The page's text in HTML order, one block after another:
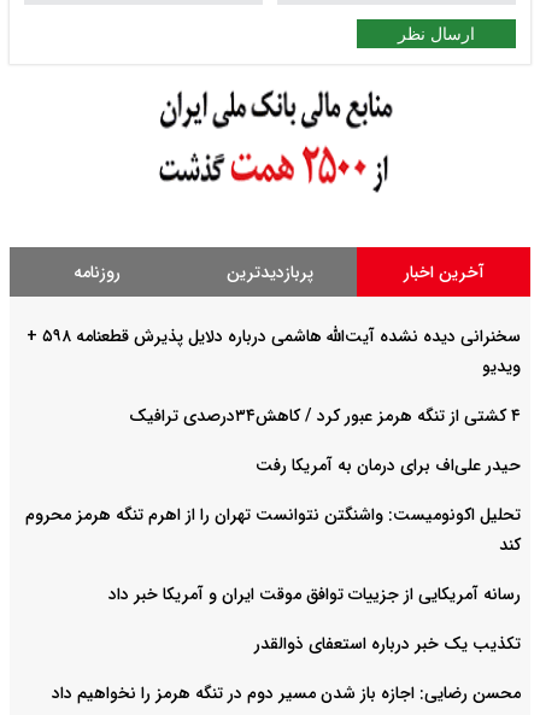
ارسال نظر
آخرین اخبار پربازدیدترین روزنامه
سخنرانی دیده نشده آیت‌الله هاشمی درباره دلایل پذیرش قطعنامه ۵۹۸ +
ویدیو
۴ کشتی از تنگه هرمز عبور کرد / کاهش۳۴درصدی ترافیک
حیدر علی‌اف برای درمان به آمریکا رفت
تحلیل اکونومیست: واشنگتن نتوانست تهران را از اهرم تنگه هرمز محروم
کند
رسانه آمریکایی از جزییات توافق موقت ایران و آمریکا خبر داد
تکذیب یک خبر درباره استعفای ذوالقدر
محسن رضایی: اجازه باز شدن مسیر دوم در تنگه هرمز را نخواهیم داد